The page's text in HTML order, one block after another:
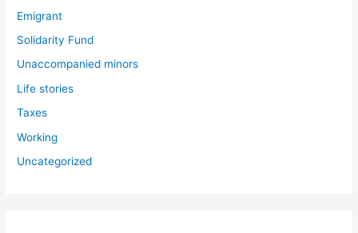
Emigrant
Solidarity Fund
Unaccompanied minors
Life stories
Taxes
Working
Uncategorized